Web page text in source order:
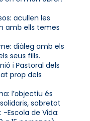
acullen les
amb ells temes
diàleg amb els
seus fills.
i Pastoral dels
prop dels
l’objectiu és
sobretot
Escola de Vida: